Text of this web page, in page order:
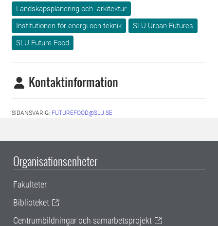
Landskapsplanering och -arkitektur
Institutionen för energi och teknik
SLU Urban Futures
SLU Future Food
Kontaktinformation
SIDANSVARIG: FUTUREFOOD@SLU.SE
Organisationsenheter
Fakulteter
Biblioteket
Centrumbildningar och samarbetsprojekt